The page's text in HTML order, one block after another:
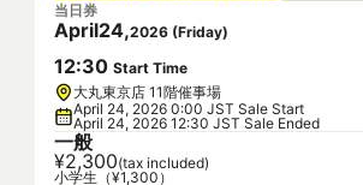
当日券
April24,2026 (Friday)
12:30 Start Time
大丸東京店 11階催事場
April 24, 2026 0:00 JST Sale Start
April 24, 2026 12:30 JST Sale Ended
一般
¥2,300(tax included)
小学生（¥1,300）